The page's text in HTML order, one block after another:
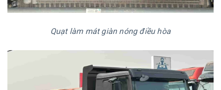
Quạt làm mát giàn nóng điều hòa